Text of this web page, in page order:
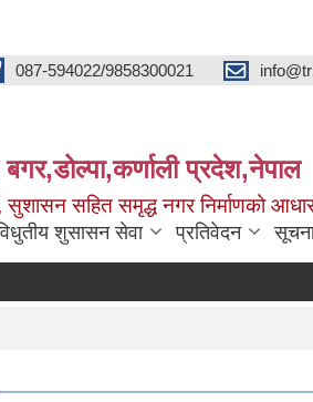
087-594022/9858300021
बगर,डोल्पा,कर्णाली प्रदेश,नेपाल
सुशासन सहित समृद्ध नगर निर्माणको
शुसासन सेवा प्रतिवेदन